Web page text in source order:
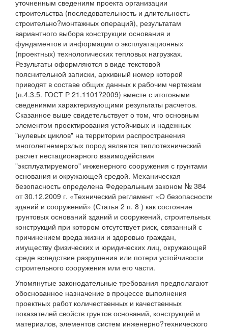
уточненным сведениям проекта организации
строительства (последовательность и длительность
строительно?монтажных операций), результатам
вариантного выбора конструкции основания и
фундаментов и информации о эксплуатационных
(проектных) технологических тепловых нагрузках.
Результаты оформляются в виде текстовой
пояснительной записки, архивный номер которой
приводят в составе общих данных к рабочим чертежам
(п.4.3.5. ГОСТ Р 21.1101?2009) вместе с итоговыми
сведениями характеризующими результаты расчетов.
Сказанное выше свидетельствует о том, что основным
элементом проектирования устойчивых и надежных
"нулевых циклов" на территории распространения
многолетнемерзлых пород является теплотехнический
расчет нестационарного взаимодействия
"эксплуатируемого" инженерного сооружения с грунтами
основания и окружающей средой. Механическая
безопасность определена Федеральным законом № 384
от 30.12.2009 г. «Технический регламент «О безопасности
зданий и сооружений» (Статья 2 п. 8 ) как состояние
грунтовых оснований зданий и сооружений, строительных
конструкций при котором отсутствует риск, связанный с
причинением вреда жизни и здоровью граждан,
имуществу физических и юридических лиц, окружающей
среде вследствие разрушения или потери устойчивости
строительного сооружения или его части.
Упомянутые законодательные требования предполагают
обоснованное назначение в процессе выполнения
проектных работ количественных и качественных
показателей свойств грунтов оснований, конструкций и
материалов, элементов систем инженерно?технического